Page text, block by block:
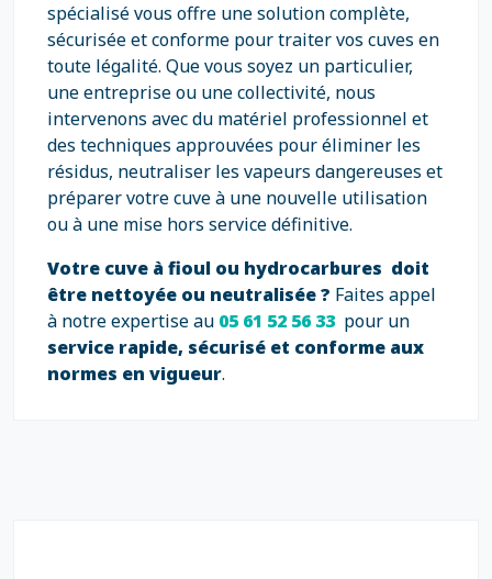
spécialisé vous offre une solution complète,
sécurisée et conforme pour traiter vos cuves en
toute légalité. Que vous soyez un particulier,
une entreprise ou une collectivité, nous
intervenons avec du matériel professionnel et
des techniques approuvées pour éliminer les
résidus, neutraliser les vapeurs dangereuses et
préparer votre cuve à une nouvelle utilisation
ou à une mise hors service définitive.
Votre cuve à fioul ou hydrocarbures doit
être nettoyée ou neutralisée ? Faites appel
à notre expertise au 05 61 52 56 33 pour un
service rapide, sécurisé et conforme aux
normes en vigueur.